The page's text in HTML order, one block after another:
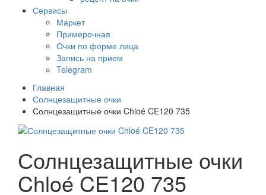
Сервисы
Маркет
Примерочная
Очки по форме лица
Запись на прием
Telegram
Главная
Солнцезащитные очки
Солнцезащитные очки Chloé CE120 735
Солнцезащитные очки
Chloé CE120 735